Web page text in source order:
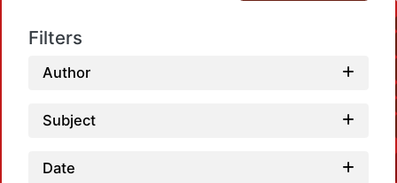
Filters
Author
Subject
Date